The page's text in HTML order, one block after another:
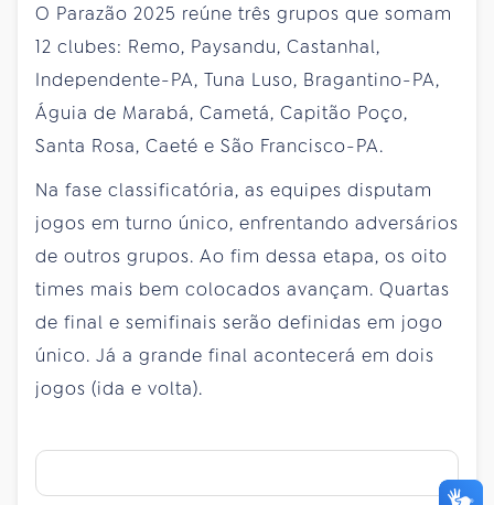
O Parazão 2025 reúne três grupos que somam
12 clubes: Remo, Paysandu, Castanhal,
Independente-PA, Tuna Luso, Bragantino-PA,
Águia de Marabá, Cametá, Capitão Poço,
Santa Rosa, Caeté e São Francisco-PA.
Na fase classificatória, as equipes disputam
jogos em turno único, enfrentando adversários
de outros grupos. Ao fim dessa etapa, os oito
times mais bem colocados avançam. Quartas
de final e semifinais serão definidas em jogo
único. Já a grande final acontecerá em dois
jogos (ida e volta).